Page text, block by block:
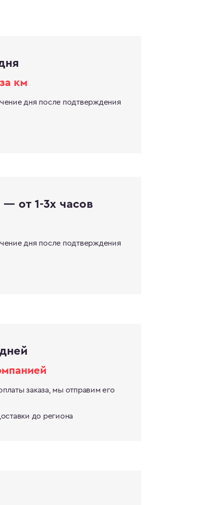
км
дня после подтверждения
— от 1-3х часов
дня после подтверждения
заказа, мы отправим его
до региона